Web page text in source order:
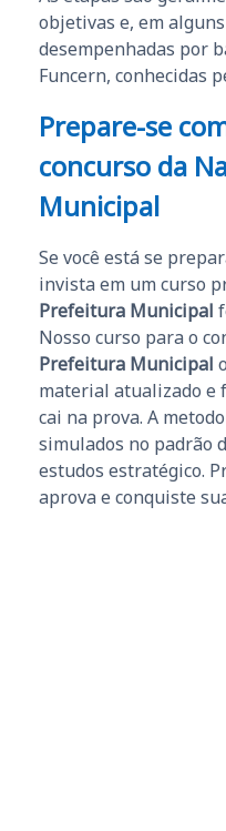
objetivas e, em
desempenhadas por
Funcern, conhecidas
Prepare-se
concurso da
Municipal
Se você está se
invista em um curso
Prefeitura Municipal
Nosso curso para o
Prefeitura Municipal
material atualizado e
cai na prova. A
simulados no padrão
estudos estratégico.
aprova e conquiste